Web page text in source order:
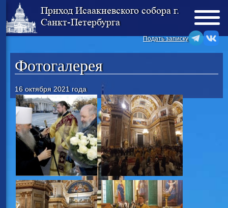
Приход Исаакиевского собора г.
Санкт-Петербурга
Подать записку
Фотогалерея
16 октября 2021 года